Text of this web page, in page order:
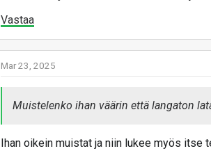
Vastaa
Mar 23, 2025
Muistelenko ihan väärin että langaton
Ihan oikein muistat ja niin lukee myös